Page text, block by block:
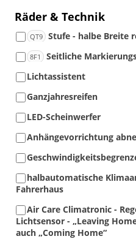
Räder & Technik
QT9 Stufe - halbe Breite
8F1
Seitliche
Lichtassistent
Ganzjahresreifen
LED-Scheinwerfer
Anhängevorrichtung
halbautomatische
Fahrerhaus
Air Care Climatronic -
Lichtsensor - „Leaving
auch „Coming Home“